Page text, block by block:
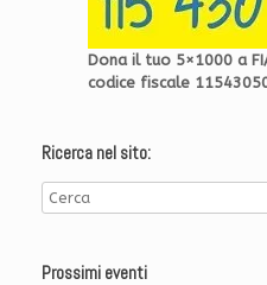
Dona il tuo 5×1000 a
codice fiscale
Ricerca nel sito:
Prossimi eventi